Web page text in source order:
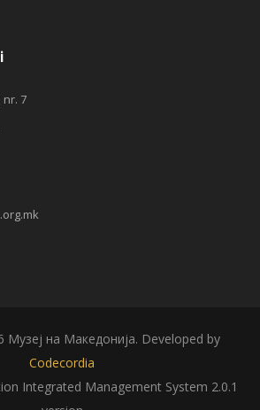
nr. 7
Музеј на Македонија. Developed by
Codecordia
Integrated Management System 2.0.1